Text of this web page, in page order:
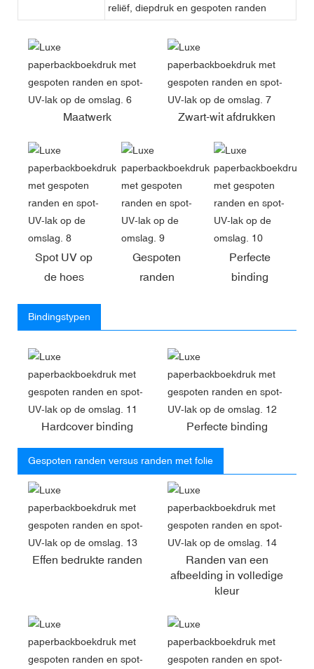
reliëf, diepdruk en gespoten randen
Maatwerk Zwart-wit afdrukken
Spot UV op
de hoes
Gespoten
randen
Perfecte
binding
Bindingstypen
Hardcover binding Perfecte binding
Gespoten randen versus randen met folie
Effen bedrukte randen
Randen van een
afbeelding in volledige
kleur